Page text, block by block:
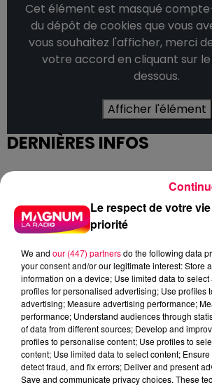
Cet élément est masqué
du dépôt de cookies que vous
vous souhaitez l'afficher, merci
votre accord en cliquant sur
dessous.
Afficher l'élément
DERNIÈRES INFOS
Le respect de votre
priorité
We and our (447) partnersdo the following data
your consent and/or our legitimate interest: Store
information on a device; Use limited data to
profiles for personalised advertising; Use profiles
advertising; Measure advertising performance;
performance; Understand audiences through
of data from different sources; Develop and
profiles to personalise content; Use profiles to
content; Use limited data to select content;
detect fraud, and fix errors; Deliver and present
Save and communicate privacy choices. These